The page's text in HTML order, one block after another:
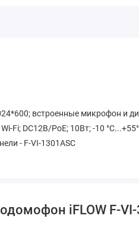
встроенные микрофон и
Fi; DC12В/PoE; 10Вт; -10
- F-VI-1301ASC
iFLOW F-VI-